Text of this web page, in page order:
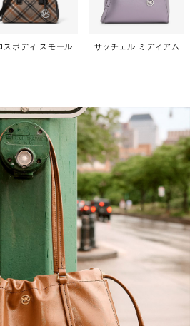
スボディ スモール サッチェル ミディアム